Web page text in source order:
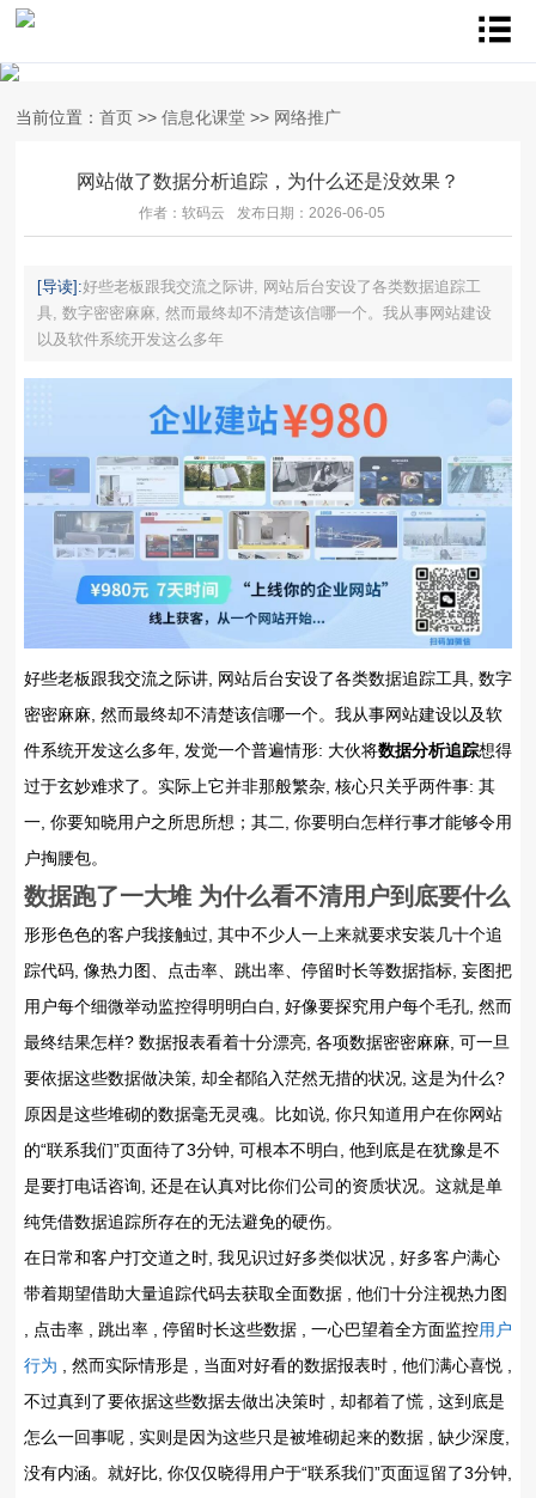
当前位置： 首页 >> 信息化课堂 >> 网络推广
网站做了数据分析追踪，为什么还是没效果？
作者：软码云 发布日期：2026-06-05
[导读]:好些老板跟我交流之际讲, 网站后台安设了各类数据追踪工
具, 数字密密麻麻, 然而最终却不清楚该信哪一个。我从事网站建设
以及软件系统开发这么多年
好些老板跟我交流之际讲, 网站后台安设了各类数据追踪工具, 数字
密密麻麻, 然而最终却不清楚该信哪一个。我从事网站建设以及软
件系统开发这么多年, 发觉一个普遍情形: 大伙将数据分析追踪想得
过于玄妙难求了。实际上它并非那般繁杂, 核心只关乎两件事: 其
一, 你要知晓用户之所思所想；其二, 你要明白怎样行事才能够令用
户掏腰包。
数据跑了一大堆 为什么看不清用户到底要什么
形形色色的客户我接触过, 其中不少人一上来就要求安装几十个追
踪代码, 像热力图、点击率、跳出率、停留时长等数据指标, 妄图把
用户每个细微举动监控得明明白白, 好像要探究用户每个毛孔, 然而
最终结果怎样? 数据报表看着十分漂亮, 各项数据密密麻麻, 可一旦
要依据这些数据做决策, 却全都陷入茫然无措的状况, 这是为什么?
原因是这些堆砌的数据毫无灵魂。比如说, 你只知道用户在你网站
的“联系我们”页面待了3分钟, 可根本不明白, 他到底是在犹豫是不
是要打电话咨询, 还是在认真对比你们公司的资质状况。这就是单
纯凭借数据追踪所存在的无法避免的硬伤。
在日常和客户打交道之时, 我见识过好多类似状况 , 好多客户满心
带着期望借助大量追踪代码去获取全面数据 , 他们十分注视热力图
, 点击率 , 跳出率 , 停留时长这些数据 , 一心巴望着全方面监控用户
行为 , 然而实际情形是 , 当面对好看的数据报表时 , 他们满心喜悦 ,
不过真到了要依据这些数据去做出决策时 , 却都着了慌 , 这到底是
怎么一回事呢 , 实则是因为这些只是被堆砌起来的数据 , 缺少深度,
没有内涵。就好比, 你仅仅晓得用户于“联系我们”页面逗留了3分钟,